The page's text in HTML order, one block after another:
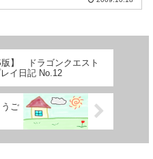
版】 ドラゴンクエスト
レイ日記 No.12
ご